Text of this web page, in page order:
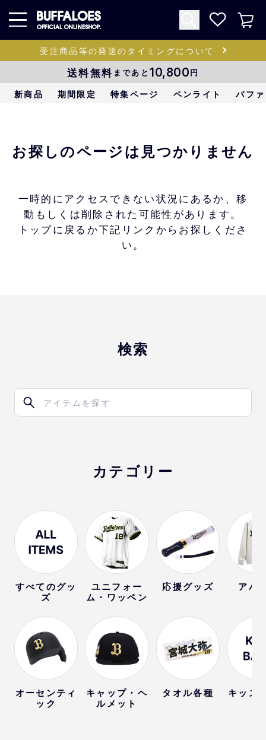
受注商品等の発送のタイミングについて
送料無料 まであと 10,800円
新商品 期間限定 特集ページ ペンライト バフ
お探しのページは見つかりません
一時的にアクセスできない状況にあるか、移
動もしくは削除された可能性があります。
トップに戻るか下記リンクからお探しくださ
い。
検索
カテゴリー
すべてのグッ
ズ
オーセンティ
ック
ユニフォー
ム・ワッペン
キャップ・ヘ
ルメット
応援グッズ
タオル各種
アパ
キッズ